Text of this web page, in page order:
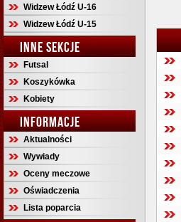
Widzew Łódź U-16
Widzew Łódź U-15
INNE SEKCJE
Futsal
Koszykówka
Kobiety
INFORMACJE
Aktualności
Wywiady
Oceny meczowe
Oświadczenia
Lista poparcia